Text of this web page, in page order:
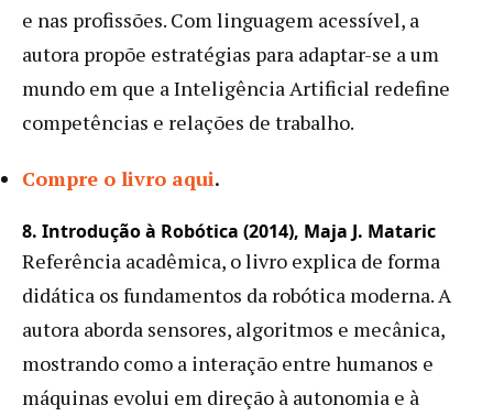
e nas profissões. Com linguagem acessível, a
autora propõe estratégias para adaptar-se a um
mundo em que a Inteligência Artificial redefine
competências e relações de trabalho.
Compre o livro aqui.
8. Introdução à Robótica (2014), Maja J. Mataric
Referência acadêmica, o livro explica de forma
didática os fundamentos da robótica moderna. A
autora aborda sensores, algoritmos e mecânica,
mostrando como a interação entre humanos e
máquinas evolui em direção à autonomia e à